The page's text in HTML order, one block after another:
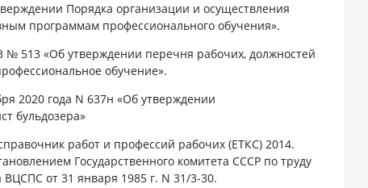
Порядка организации и осуществления
программам профессионального обучения».
513 «Об утверждении перечня рабочих, должностей
обучение».
2020 года N 637н «Об утверждении
бульдозера»
работ и профессий рабочих (ЕТКС) 2014.
Государственного комитета СССР по труду
от 31 января 1985 г. N 31/3-30.